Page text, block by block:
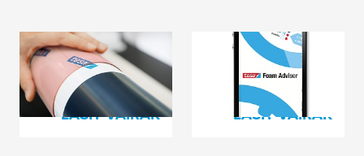
Lokšņu montāžas
līmlente fleksogrāfijai
LASĪT VAIRĀK
Putu konsultants
LASĪT VAIRĀK